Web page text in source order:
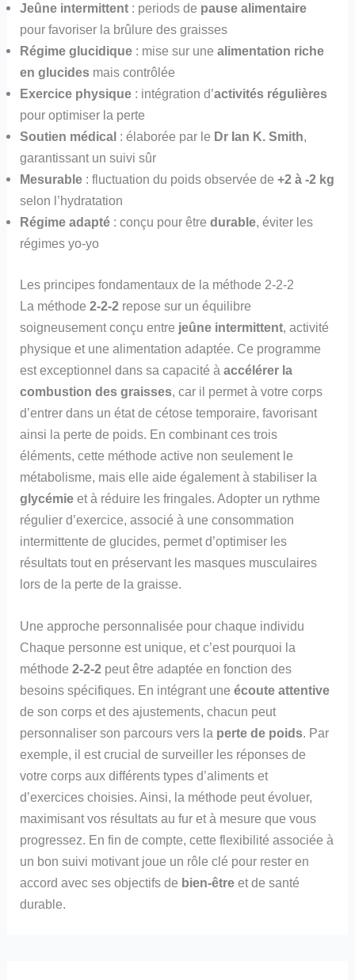
Jeûne intermittent : periods de pause alimentaire
pour favoriser la brûlure des graisses
Régime glucidique : mise sur unealimentation riche
en glucides mais contrôlée
Exercice physique : intégration d’activités régulières
pour optimiser la perte
Soutien médical : élaborée par le Dr Ian K. Smith,
garantissant un suivi sûr
Mesurable : fluctuation du poids observée de+2 à -2 kg
selon l’hydratation
Régime adapté : conçu pour êtredurable, éviter les
régimes yo-yo
Les principes fondamentaux de la méthode 2-2-2
La méthode2-2-2 repose sur un équilibre
soigneusement conçu entre jeûne intermittent, activité
physique et une alimentation adaptée. Ce programme
est exceptionnel dans sa capacité àaccélérer la
combustion des graisses, car il permet à votre corps
d’entrer dans un état de cétose temporaire, favorisant
ainsi la perte de poids. En combinant ces trois
éléments, cette méthode active non seulement le
métabolisme, mais elle aide également à stabiliser la
glycémie et à réduire les fringales. Adopter un rythme
régulier d’exercice, associé à une consommation
intermittente de glucides, permet d’optimiser les
résultats tout en préservant les masques musculaires
lors de la perte de la graisse.
Une approche personnalisée pour chaque individu
Chaque personne est unique, et c’est pourquoi la
méthode2-2-2 peut être adaptée en fonction des
besoins spécifiques. En intégrant uneécoute attentive
de son corps et des ajustements, chacun peut
personnaliser son parcours vers la perte de poids. Par
exemple, il est crucial de surveiller les réponses de
votre corps aux différents types d’aliments et
d’exercices choisies. Ainsi, la méthode peut évoluer,
maximisant vos résultats au fur et à mesure que vous
progressez. En fin de compte, cette flexibilité associée à
un bon suivi motivant joue un rôle clé pour rester en
accord avec ses objectifs de bien-être et de santé
durable.